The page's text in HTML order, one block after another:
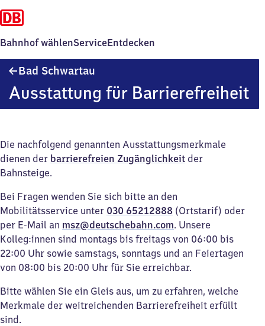
Bahnhof wählenServiceEntdecken
Bad Schwartau
Schwartau
Ausstattung für Barrierefreiheit
Die nachfolgend genannten Ausstattungsmerkmale
dienen der barrierefreien Zugänglichkeit der
Bahnsteige.
Bei Fragen wenden Sie sich bitte an den
Mobilitätsservice unter 030 65212888 (Ortstarif) oder
per E-Mail an msz@deutschebahn.com. Unsere
Kolleg:innen sind montags bis freitags von 06:00 bis
22:00 Uhr sowie samstags, sonntags und an Feiertagen
von 08:00 bis 20:00 Uhr für Sie erreichbar.
Bitte wählen Sie ein Gleis aus, um zu erfahren, welche
Merkmale der weitreichenden Barrierefreiheit erfüllt
sind.